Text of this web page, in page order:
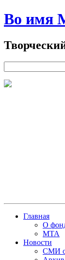
Во имя
Главная
О
МТА
Новости
СМИ о